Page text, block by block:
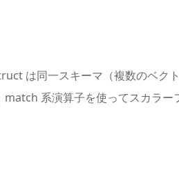
は同一スキーマ（複数のベク
系演算子を使ってスカラー